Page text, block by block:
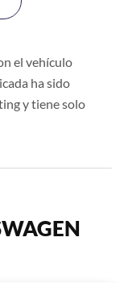
el vehículo
ha sido
y tiene solo